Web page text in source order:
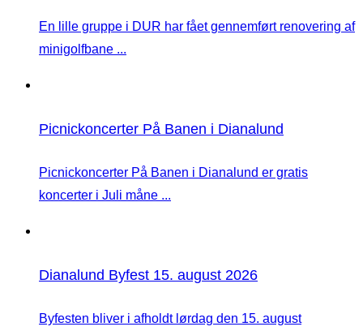
En lille gruppe i DUR har fået gennemført renovering af
minigolfbane ...
Picnickoncerter På Banen i Dianalund
Picnickoncerter På Banen i Dianalund er gratis
koncerter i Juli måne ...
Dianalund Byfest 15. august 2026
Byfesten bliver i afholdt lørdag den 15. august